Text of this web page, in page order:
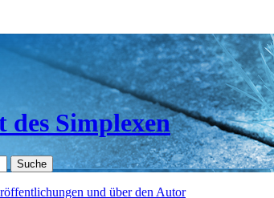
des Simplexen
und über den Autor